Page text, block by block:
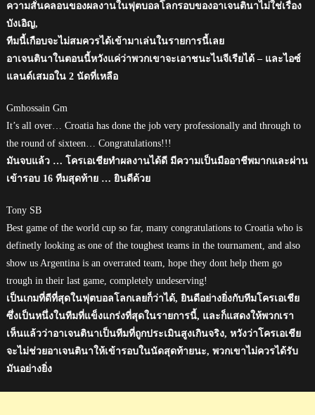
ความสั่นคลอนของผลงานในฟุตบอลโลกรอบของอาเจนตินาไม่ใช่เรื่อง
บังเอิญ,
ทีมนี้เกือบจะไม่สมควรได้เข้ามาเล่นในรายการนี้เลย
อาเจนตินาในตอนนี้หวังแค่ว่าพวกเขาจะเอาชนะไนจีเรียได้ – และไอซ์
แลนด์เสมอใน 2 นัดที่เหลือ
Gmhossain Gm
It’s all over… Croatia has done the job very professionally and through to
the round of sixteen… Congratulations!!!
มันจบแล้ว … โครเอเชียทำผลงานได้ดี มีความเป็นมืออาชีพมากและผ่าน
เข้ารอบ 16 ทีมสุดท้าย … ยินดีด้วย
Tony SB
Best game of the world cup so far, many congratulations to Croatia who is
definetly looking as one of the toughest teams in the tournament, and also
show us Argentina is an overrated team, hope they dont help them go
trough in their last game, completely undeserving!
เป็นเกมที่ดีที่สุดในฟุตบอลโลกเลยก็ว่าได้, ยินดีอย่างยิ่งกับทีมโครเอเชีย
ซึ่งเป็นหนึ่งในทีมที่แข็งแกร่งที่สุดในรายการนี้, และก็แสดงให้พวกเรา
เห็นแล้วว่าอาเจนตินาเป็นทีมที่ถูกประเมินสูงเกินจริง, หวังว่าโครเอเชีย
จะไม่ช่วยอาเจนตินาให้เข้ารอบในนัดสุดท้ายนะ, พวกเขาไม่ควรได้รับ
มันอย่างยิ่ง